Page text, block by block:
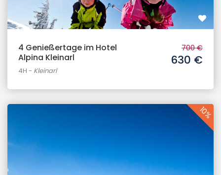
4 Genießertage im Hotel
Alpina Kleinarl
4H - Kleinarl
700 €
630 €
10%